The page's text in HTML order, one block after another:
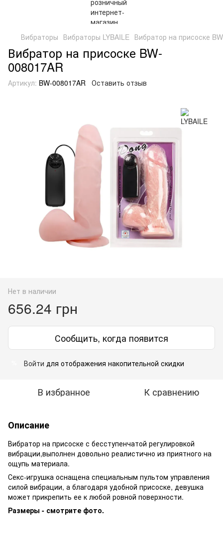
Вибраторы Вибраторы LYBAILE Вибратор на присоске
Вибратор на присоске BW-
008017AR
Артикул: BW-008017AR Оставить отзыв
Нет в наличии
656.24 грн
Сообщить, когда появится
Войти для отображения накопительной скидки
В избранное К сравнению
Описание
Вибратор на присоске с бесступенчатой регулировкой
вибрации,выполнен довольно реалистично из приятного на
ощупь материала.
Секс-игрушка оснащена специальным пультом управления
силой вибрации, а благодаря удобной присоске, девушка
может прикрепить ее к любой ровной поверхности.
Размеры - смотрите фото.